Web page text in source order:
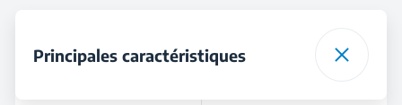
Principales caractéristiques